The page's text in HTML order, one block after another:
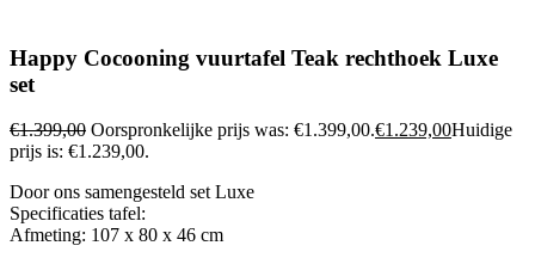
Happy Cocooning vuurtafel Teak rechthoek Luxe
set
€1.399,00 Oorspronkelijke prijs was: €1.399,00.€1.239,00Huidige
prijs is: €1.239,00.
Door ons samengesteld set Luxe
Specificaties tafel:
Afmeting: 107 x 80 x 46 cm